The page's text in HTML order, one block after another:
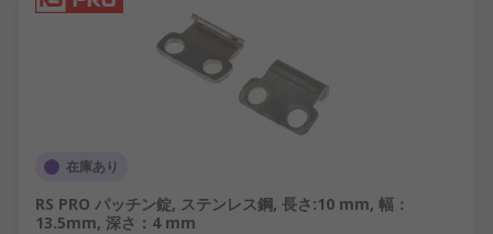
在庫あり
RS PRO パッチン錠, ステンレス鋼, 長さ:10 mm, 幅：
13.5mm, 深さ：4 mm